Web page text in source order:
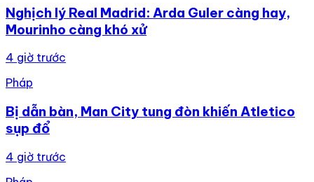
Nghịch lý Real Madrid: Arda Guler càng hay,
Mourinho càng khó xử
4 giờ trước
Pháp
Bị dẫn bàn, Man City tung đòn khiến Atletico
sụp đổ
4 giờ trước